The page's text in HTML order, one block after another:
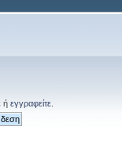
ή εγγραφείτε